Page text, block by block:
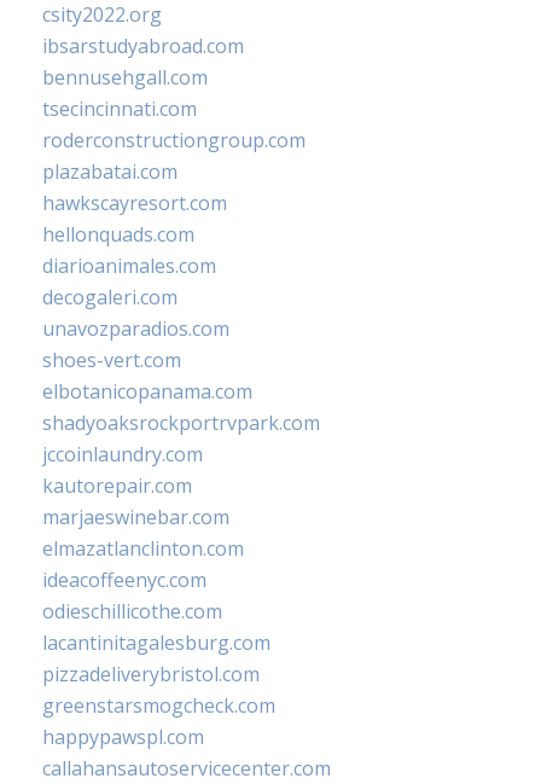
csity2022.org
ibsarstudyabroad.com
bennusehgall.com
tsecincinnati.com
roderconstructiongroup.com
plazabatai.com
hawkscayresort.com
hellonquads.com
diarioanimales.com
decogaleri.com
unavozparadios.com
shoes-vert.com
elbotanicopanama.com
shadyoaksrockportrvpark.com
jccoinlaundry.com
kautorepair.com
marjaeswinebar.com
elmazatlanclinton.com
ideacoffeenyc.com
odieschillicothe.com
lacantinitagalesburg.com
pizzadeliverybristol.com
greenstarsmogcheck.com
happypawspl.com
callahansautoservicecenter.com